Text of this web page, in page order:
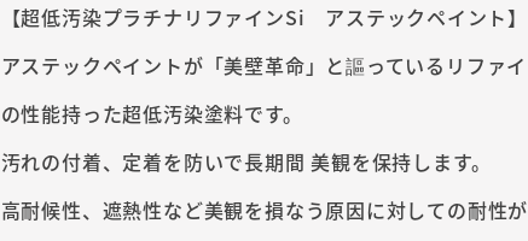
【超低汚染プラチナリファインSi アステックペイント】
アステックペイントが「美壁革命」と謳っているリファ
の性能持った超低汚染塗料です。
汚れの付着、定着を防いで長期間 美観を保持します。
高耐候性、遮熱性など美観を損なう原因に対しての耐性